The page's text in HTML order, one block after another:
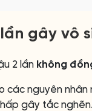
gây vô
2 lần không
nguyên nhân
gây tắc